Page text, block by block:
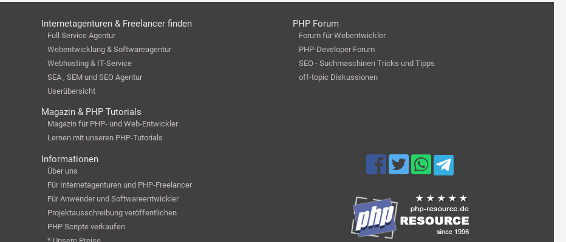
Internetagenturen & Freelancer finden
Full Service Agentur
Webentwicklung & Softwareagentur
Webhosting & IT-Service
SEA , SEM und SEO Agentur
Userübersicht
Magazin & PHP Tutorials
Magazin für PHP- und Web-Entwickler
Lernen mit unseren PHP-Tutorials
PHP Forum
Forum für Webentwickler
PHP-Developer Forum
SEO - Suchmaschinen Tricks und Tipps
off-topic Diskussionen
Informationen
Über uns
Für Internetagenturen und PHP-Freelancer
Für Anwender und Softwareentwickler
Projektausschreibung veröffentlichen
PHP Scripte verkaufen
* Unsere Preise